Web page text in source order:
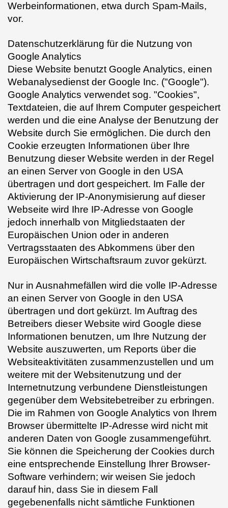
Werbeinformationen, etwa durch Spam-Mails,
vor.
Datenschutzerklärung für die Nutzung von
Google Analytics
Diese Website benutzt Google Analytics, einen
Webanalysedienst der Google Inc. ("Google").
Google Analytics verwendet sog. "Cookies",
Textdateien, die auf Ihrem Computer gespeichert
werden und die eine Analyse der Benutzung der
Website durch Sie ermöglichen. Die durch den
Cookie erzeugten Informationen über Ihre
Benutzung dieser Website werden in der Regel
an einen Server von Google in den USA
übertragen und dort gespeichert. Im Falle der
Aktivierung der IP-Anonymisierung auf dieser
Webseite wird Ihre IP-Adresse von Google
jedoch innerhalb von Mitgliedstaaten der
Europäischen Union oder in anderen
Vertragsstaaten des Abkommens über den
Europäischen Wirtschaftsraum zuvor gekürzt.
Nur in Ausnahmefällen wird die volle IP-Adresse
an einen Server von Google in den USA
übertragen und dort gekürzt. Im Auftrag des
Betreibers dieser Website wird Google diese
Informationen benutzen, um Ihre Nutzung der
Website auszuwerten, um Reports über die
Websiteaktivitäten zusammenzustellen und um
weitere mit der Websitenutzung und der
Internetnutzung verbundene Dienstleistungen
gegenüber dem Websitebetreiber zu erbringen.
Die im Rahmen von Google Analytics von Ihrem
Browser übermittelte IP-Adresse wird nicht mit
anderen Daten von Google zusammengeführt.
Sie können die Speicherung der Cookies durch
eine entsprechende Einstellung Ihrer Browser-
Software verhindern; wir weisen Sie jedoch
darauf hin, dass Sie in diesem Fall
gegebenenfalls nicht sämtliche Funktionen